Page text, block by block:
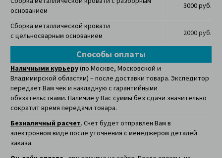
основанием
3000 руб.
Сборка металлической кровати
с цельносварным основанием
2000 руб.
Способы оплаты
Наличными курьеру(по Москве, Московской и
Владимирской областям) – после доставки товара. Экспедитор
передает Вам чек и накладную с гарантийными
обязательствами. Наличие у Вас суммы без сдачи значительно
сократит время передачи товара.
Безналичный расчет. Счет будет отправлен Вам в
электронном виде после уточнения с менеджером деталей
заказа.